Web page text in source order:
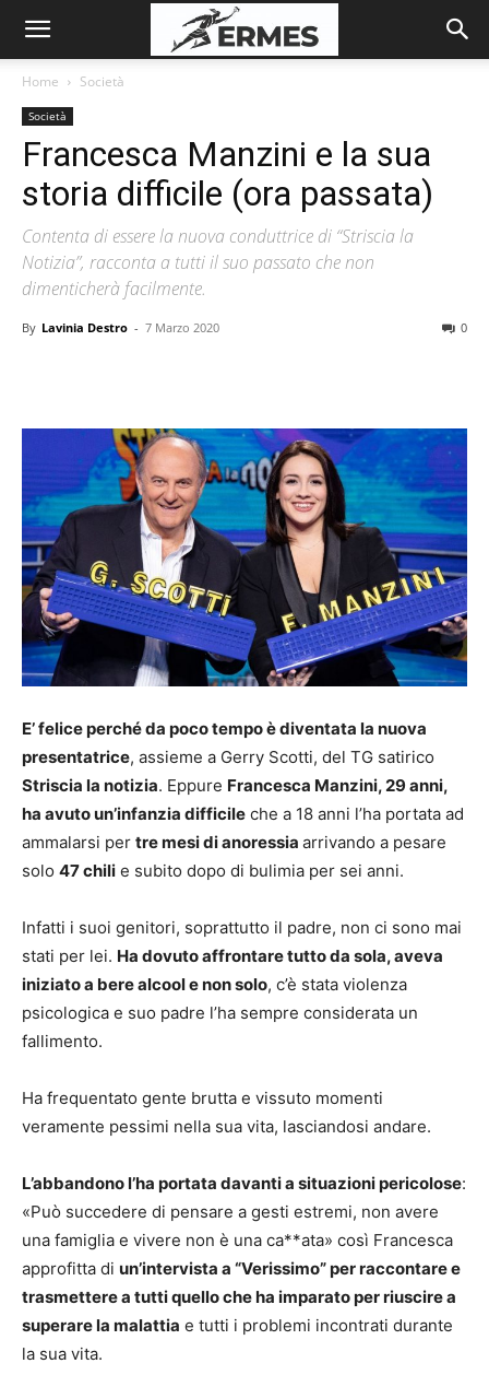
Home Società
Società
Francesca Manzini e la sua
storia difficile (ora passata)
Contenta di essere la nuova conduttrice di “Striscia la
Notizia”, racconta a tutti il suo passato che non
dimenticherà facilmente.
By Lavinia Destro - 7 Marzo 2020 0
E’ felice perché da poco tempo è diventata la nuova
presentatrice, assieme a Gerry Scotti, del TG satirico
Striscia la notizia. Eppure Francesca Manzini, 29 anni,
ha avuto un’infanzia difficile che a 18 anni l’ha portata ad
ammalarsi per tre mesi di anoressia arrivando a pesare
solo 47 chili e subito dopo di bulimia per sei anni.
Infatti i suoi genitori, soprattutto il padre, non ci sono mai
stati per lei. Ha dovuto affrontare tutto da sola, aveva
iniziato a bere alcool e non solo, c’è stata violenza
psicologica e suo padre l’ha sempre considerata un
fallimento.
Ha frequentato gente brutta e vissuto momenti
veramente pessimi nella sua vita, lasciandosi andare.
L’abbandono l’ha portata davanti a situazioni pericolose:
«Può succedere di pensare a gesti estremi, non avere
una famiglia e vivere non è una ca**ata» così Francesca
approfitta di un’intervista a “Verissimo” per raccontare e
trasmettere a tutti quello che ha imparato per riuscire a
superare la malattia e tutti i problemi incontrati durante
la sua vita.